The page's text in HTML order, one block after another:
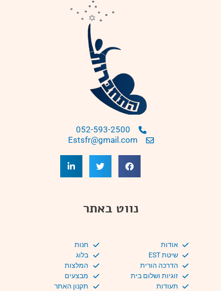
052-593-2500
Estsfr@gmail.com
נווט באתר
אודות
שיטת EST
הדרכה הורית
זוגיות ושלום בית
תעודות
חנות
בלוג
המלצות
מבצעים
תקנון האתר